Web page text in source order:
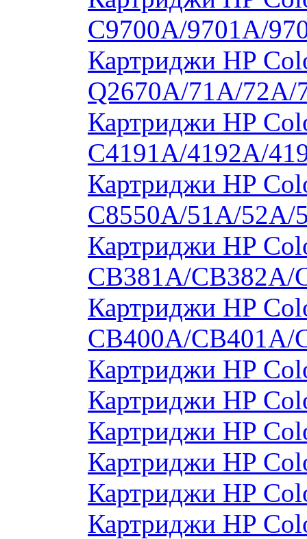
C9700A/9701A/
Картриджи HP
Q2670A/71A/
Картриджи HP
C4191A/4192A/
Картриджи HP
C8550A/51A/
Картриджи HP
CB381A/CB382A/
Картриджи HP
CB400A/CB401A/
Картриджи HP
Картриджи HP
Картриджи HP
Картриджи HP
Картриджи HP
Картриджи HP